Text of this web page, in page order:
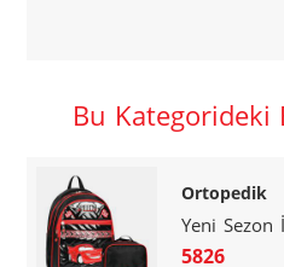
Bu Kategorideki
Ortopedik
Yeni Sezon
5826